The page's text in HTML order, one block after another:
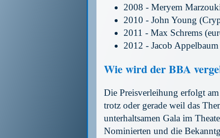
2008 - Meryem
2010 - John Young
2011 - Max Schrems
2012 - Jacob
Wie wird der BBA
Die Preisverleihung erfolgt
trotz oder gerade weil das
unterhaltsamen Gala im
Nominierten und die